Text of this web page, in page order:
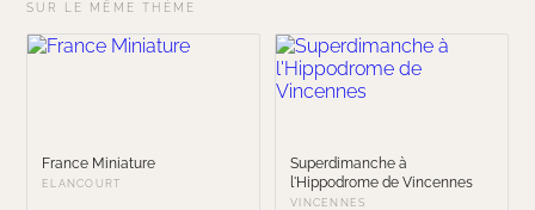
SUR LE MÊME THÈME
France Miniature
ELANCOURT
Superdimanche à
l'Hippodrome de Vincennes
VINCENNES